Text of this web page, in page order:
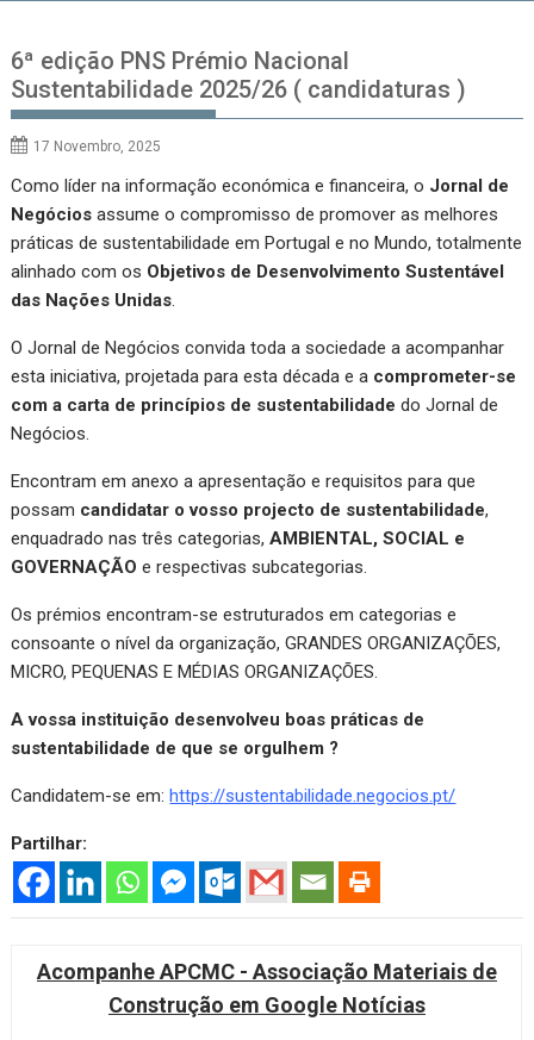
6ª edição PNS Prémio Nacional
Sustentabilidade 2025/26 ( candidaturas )
17 Novembro, 2025
Como líder na informação económica e financeira, o Jornal de
Negócios assume o compromisso de promover as melhores
práticas de sustentabilidade em Portugal e no Mundo, totalmente
alinhado com os Objetivos de Desenvolvimento Sustentável
das Nações Unidas
O Jornal de Negócios convida toda a sociedade a acompanhar
esta iniciativa, projetada para esta década e a comprometer-se
com a carta de princípios de sustentabilidade do Jornal de
Negócios.
Encontram em anexo a apresentação e requisitos para que
possam candidatar o vosso projecto de sustentabilidade,
enquadrado nas três categorias,AMBIENTAL, SOCIAL e
GOVERNAÇÃOe respectivas subcategorias.
Os prémios encontram-se estruturados em categorias e
consoante o nível da organização, GRANDES ORGANIZAÇÕES,
MICRO, PEQUENAS E MÉDIAS ORGANIZAÇÕES.
A vossa instituição desenvolveu boas práticas de
sustentabilidade de que se orgulhem ?
Candidatem-se em:https://sustentabilidade.negocios.pt/
Partilhar:
Acompanhe APCMC - Associação Materiais de
Construção em Google Notícias